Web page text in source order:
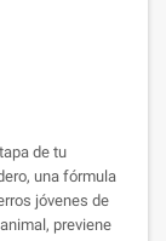
de tu
una fórmula
jóvenes de
previene